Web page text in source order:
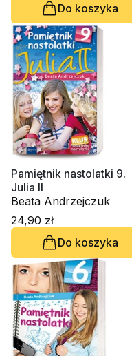
Do koszyka
Pamiętnik nastolatki 9.
Julia II
Beata Andrzejczuk
24,90 zł
Do koszyka